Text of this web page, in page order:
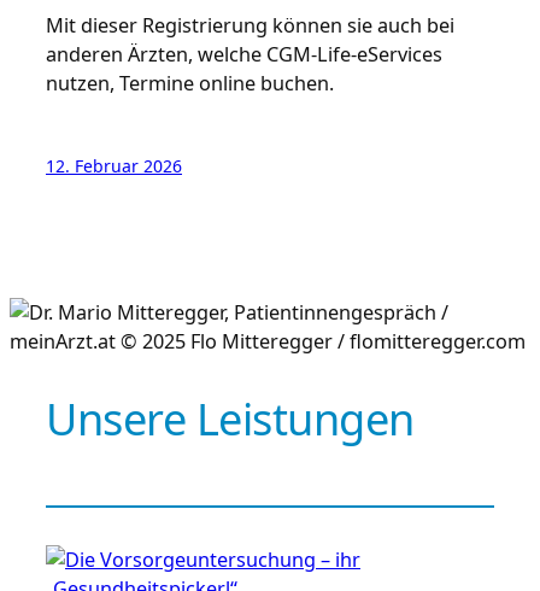
Mit dieser Registrierung können sie auch bei
anderen Ärzten, welche CGM-Life-eServices
nutzen, Termine online buchen.
12. Februar 2026
Unsere Leistungen